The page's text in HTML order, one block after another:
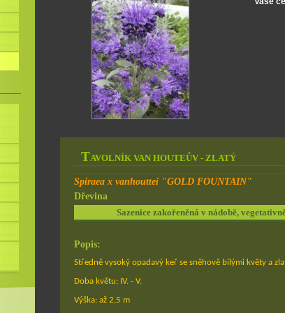
TAVOLNÍK VAN HOUTEŮV - ZLATÝ
Spiraea x vanhouttei "GOLD FOUNTAIN"
Dřevina
Sazenice zakořeněná v nádobě,
Popis:
Středně vysoký opadavý keř se sněhově bílými květy a
Doba květu: IV. - V.
Výška: až 2,5 m